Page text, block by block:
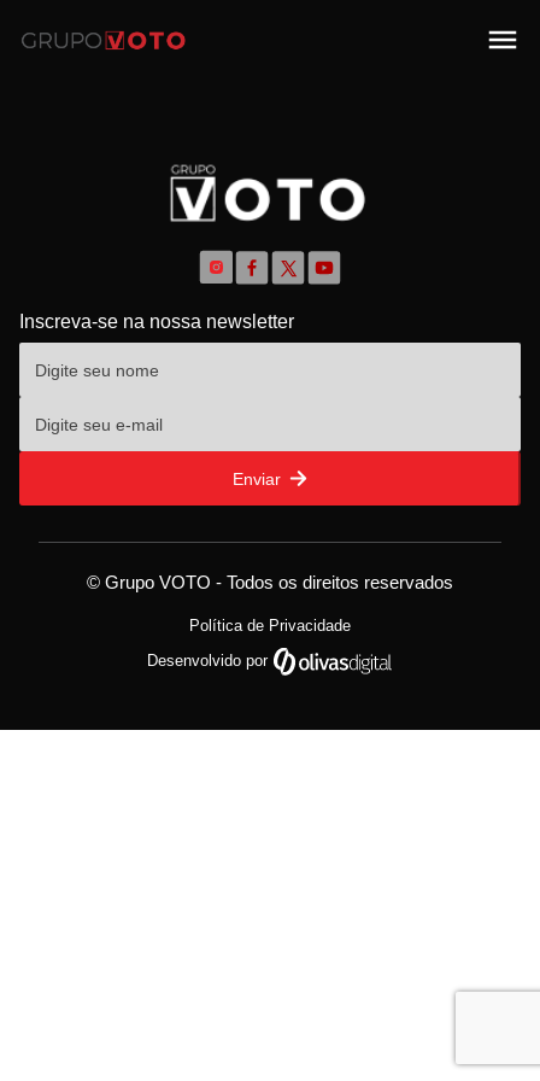
Inscreva-se na nossa newsletter
Enviar
© Grupo VOTO - Todos os direitos reservados
Política de Privacidade
Desenvolvido por